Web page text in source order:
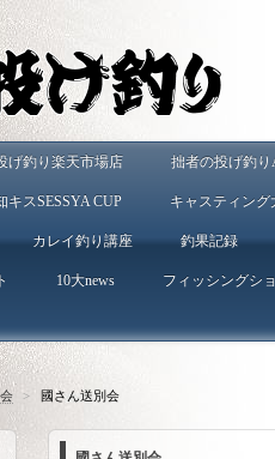
げ釣り楽天市場店 拙者の投げ釣り
キスSESSYA CUP キャスティング
カレイ釣り講座 釣果記録
10大news フィッシングシ
> 國さん送別会